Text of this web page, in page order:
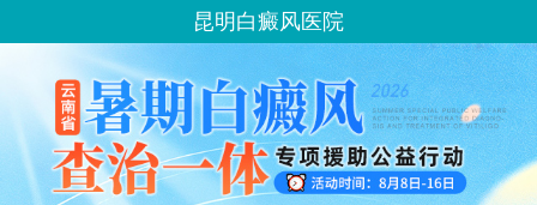
昆明白癜风医院